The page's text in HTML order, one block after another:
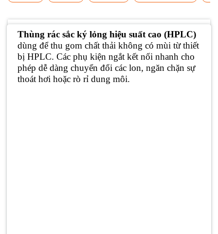
Thùng rác sắc ký lỏng hiệu suất cao (HPLC)
dùng để thu gom chất thải không có mùi từ thiết
bị HPLC. Các phụ kiện ngắt kết nối nhanh cho
phép dễ dàng chuyển đổi các lon, ngăn chặn sự
thoát hơi hoặc rò rỉ dung môi.